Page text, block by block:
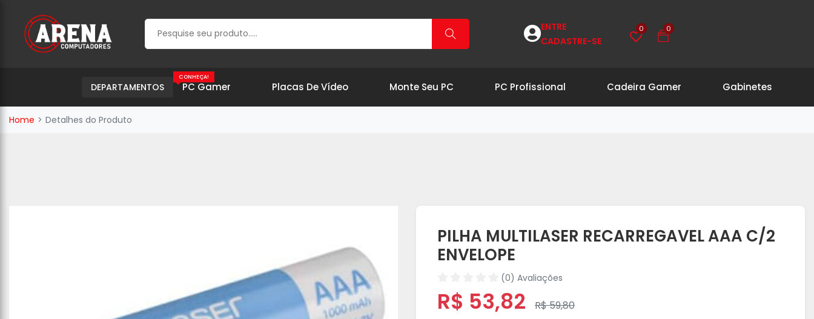
ENTRE
CADASTRE-SE
0 0
DEPARTAMENTOS PC Gamer
CONHEÇA!
Placas De Vídeo Monte Seu PC PC Profissional Cadeira Gamer Gabinetes
Home Detalhes do Produto
PILHA MULTILASER RECARREGAVEL AAA C/2
ENVELOPE
(0) Avaliações
R$ 53,82 R$ 59,80